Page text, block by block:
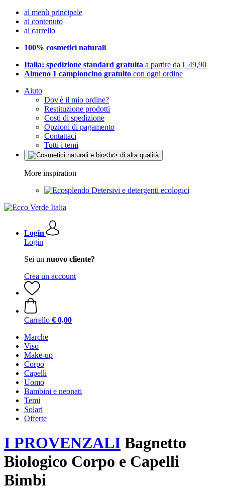
al menù principale
al contenuto
al carrello
100% cosmetici naturali
Italia: spedizione standard gratuita a partire da € 49,90
Almeno 1 campioncino gratuito con ogni ordine
Aiuto
Dov'è il mio ordine?
Restituzione prodotti
Costi di spedizione
Opzioni di pagamento
Contattaci
Tutti i temi
More inspiration
Detersivi e detergenti ecologici
Login
Login
Sei un nuovo cliente?
Crea un account
Carrello € 0,00
Marche
Viso
Make-up
Corpo
Capelli
Uomo
Bambini e neonati
Temi
Solari
Offerte
I PROVENZALI Bagnetto
Biologico Corpo e Capelli
Bimbi